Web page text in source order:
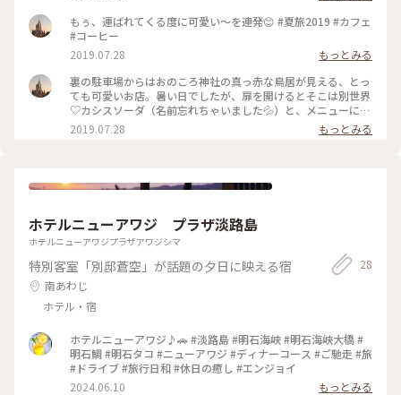
もぅ、運ばれてくる度に可愛い〜を連発😊 #夏旅2019 #カフェ
#コーヒー
2019.07.28
もっとみる
裏の駐車場からはおのころ神社の真っ赤な鳥居が見える、とっ
ても可愛いお店。暑い日でしたが、扉を開けるとそこは別世界
♡カシスソーダ（名前忘れちゃいました💦）と、メニューには
載っていない、ロイヤルミルクティーとプリンのパフェで癒さ
れました😊 #夏旅2019 #カフェ #ひんやりスイーツ #パフェ
2019.07.28 もっとみる
ホテルニューアワジ プラザ淡路島
ホテルニューアワジプラザアワジシマ
特別客室「別邸蒼空」が話題の夕日に映える宿
南あわじ
ホテル・宿
28
ホテルニューアワジ♪🚗 #淡路島 #明石海峡 #明石海峡大橋 #
明石鯛 #明石タコ #ニューアワジ #ディナーコース #ご馳走 #旅
#ドライブ #旅行日和 #休日の癒し #エンジョイ
2024.06.10
もっとみる